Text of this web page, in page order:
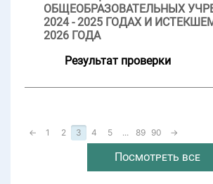
ОБЩЕОБРАЗОВАТЕЛЬНЫХ
2024 - 2025 ГОДАХ И
2026 ГОДА
Результат проверки
← 1 2 3 4 5 ... 89 90 →
Посмотреть все